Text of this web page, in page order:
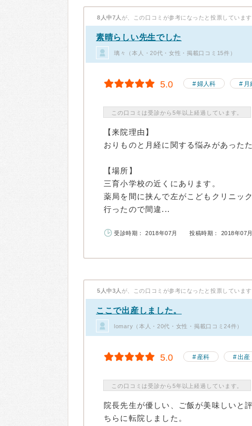
8人中7人 が、この口コミが参考になったと投票しています
素晴らしい先生でした
璃々（本人・20代・女性・掲載口コミ15件）
5.0 婦人科 月
この口コミは受診から5年以上経過しています。
【来院理由】
おりものと月経に関する悩みがあったた
【場所】
三育小学校の近くにあります。
薬局を間に挟んで左がこどもクリニッ
行ったので間違...
受診時期： 2018年07月 投稿時期： 2018年07月
5人中3人 が、この口コミが参考になったと投票しています
ここで出産しました。
lomary（本人・20代・女性・掲載口コミ24件）
5.0 産科 出産
この口コミは受診から5年以上経過しています。
院長先生が優しい、ご飯が美味しいと
ちらに転院しました。